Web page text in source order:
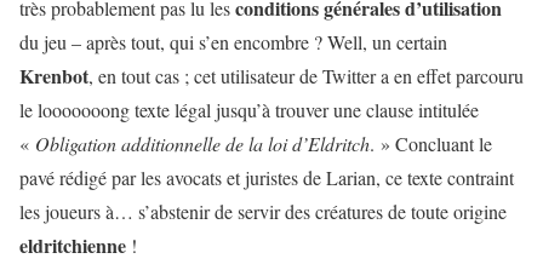
très probablement pas lu lesconditions générales d’utilisation
du jeu – après tout, qui s’en encombre ? Well, un certain
Krenbot, en tout cas ; cet utilisateur de Twitter a en effet parcouru
le looooooong texte légal jusqu’à trouver une clause intitulée
« Obligation additionnelle de la loi d’Eldritch. » Concluant le
pavé rédigé par les avocats et juristes de Larian, ce texte contraint
les joueurs à… s’abstenir de servir des créatures de toute origine
eldritchienne !